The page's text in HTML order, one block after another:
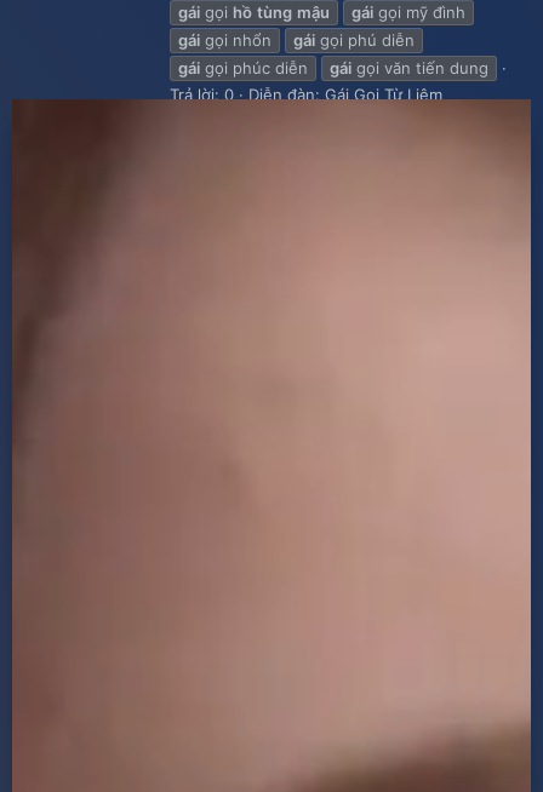
gái gọi hồ tùng mậu gái gọi mỹ đình
gái gọi nhổn gái gọi phú diễn
gái gọi phúc diễn gái gọi văn tiến dung
Trả lời: 0
Diễn đàn: Gái Gọi Từ Liêm